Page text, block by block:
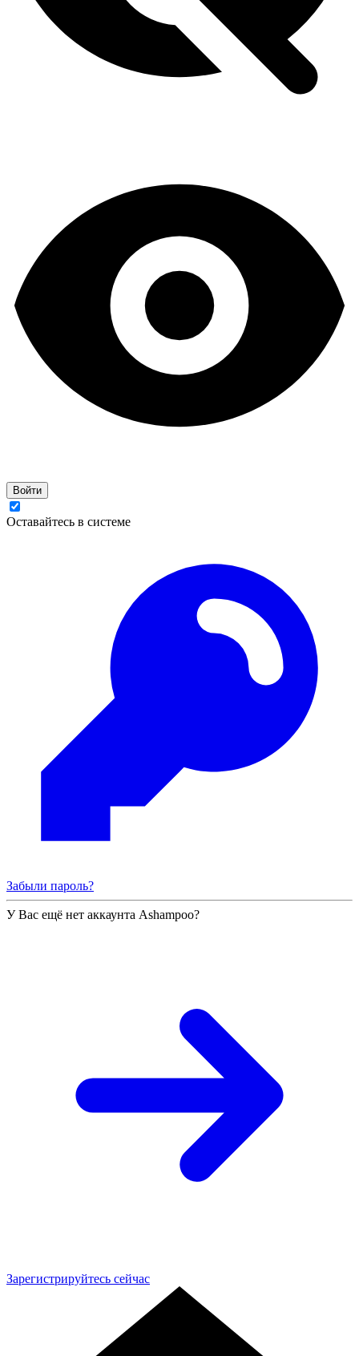
Войти
Оставайтесь в системе
Забыли пароль?
У Вас ещё нет аккаунта Ashampoo?
Зарегистрируйтесь сейчас